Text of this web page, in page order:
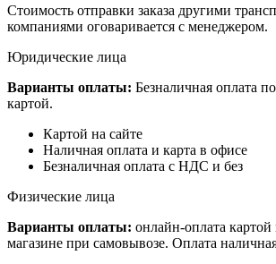
Стоимость отправки заказа другими
компаниями оговаривается с менеджером.
Юридические лица
Варианты оплаты: Безналичная оплата
картой.
Картой на сайте
Наличная оплата и карта в офисе
Безналичная оплата с НДС и без
Физические лица
Варианты оплаты: онлайн-оплата картой
магазине при самовывозе. Оплата